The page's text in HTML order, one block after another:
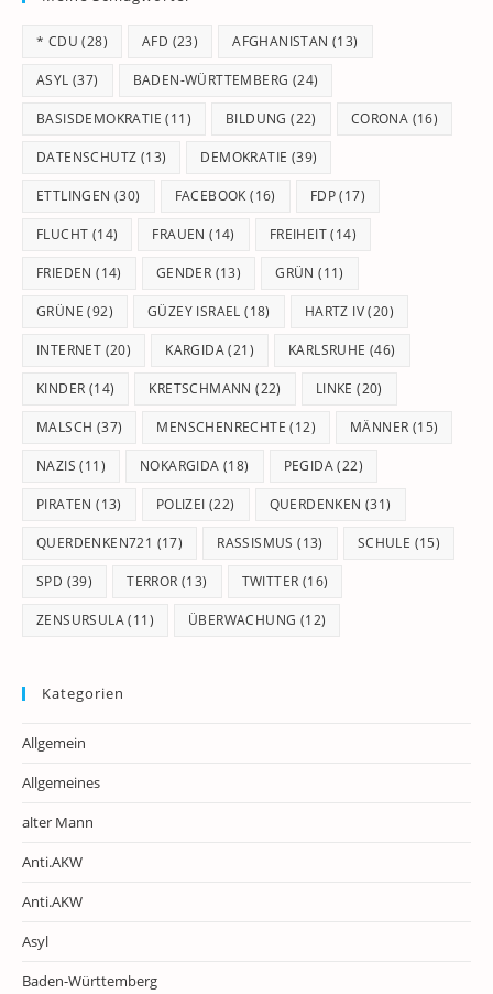
* CDU (28) AFD (23) AFGHANISTAN (13)
ASYL (37) BADEN-WÜRTTEMBERG (24)
BASISDEMOKRATIE (11) BILDUNG (22) CORONA (16)
DATENSCHUTZ (13) DEMOKRATIE (39)
ETTLINGEN (30) FACEBOOK (16) FDP(17)
FLUCHT (14) FRAUEN (14) FREIHEIT(14)
FRIEDEN (14) GENDER (13) GRÜN (11)
GRÜNE (92) GÜZEY ISRAEL (18) HARTZ IV(20)
INTERNET (20) KARGIDA(21) KARLSRUHE (46)
KINDER (14) KRETSCHMANN (22) LINKE (20)
MALSCH (37) MENSCHENRECHTE (12) MÄNNER (15)
NAZIS (11) NOKARGIDA (18) PEGIDA(22)
PIRATEN (13) POLIZEI (22) QUERDENKEN (31)
QUERDENKEN721 (17) RASSISMUS (13) SCHULE (15)
SPD (39) TERROR (13) TWITTER (16)
ZENSURSULA(11) ÜBERWACHUNG (12)
Kategorien
Allgemein
Allgemeines
alter Mann
Anti.AKW
Anti.AKW
Asyl
Baden-Württemberg